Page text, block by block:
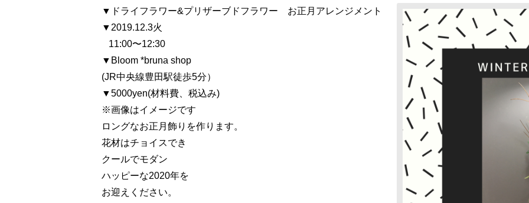
▼ドライフラワー&プリザーブドフラワー お正月アレンジメント
▼2019.12.3火
11:00〜12:30
▼Bloom *bruna shop
(JR中央線豊田駅徒歩5分）
▼5000yen(材料費、税込み)
※画像はイメージです
ロングなお正月飾りを作ります。
花材はチョイスでき
クールでモダン
ハッピーな2020年を
お迎えください。